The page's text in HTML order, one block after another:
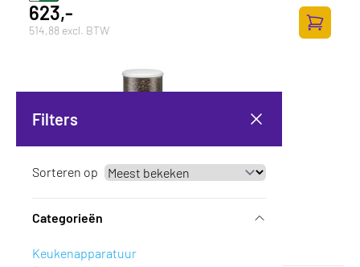
Filters
Sorteren op
Categorieën
Keukenapparatuur
623,-
514,88 excl. BTW